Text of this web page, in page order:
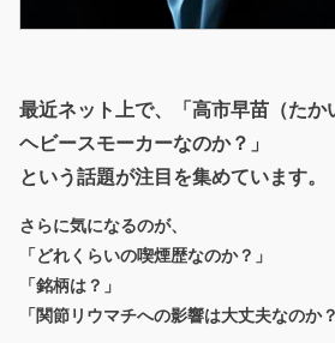
最近ネット上で、「高市早苗（たか
ヘビースモーカーなのか？」
という話題が注目を集めています。
さらに気になるのが、
「どれくらいの喫煙歴なのか？」
「銘柄は？」
「関節リウマチへの影響は大丈夫なのか？